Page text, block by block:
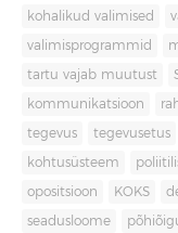
kohalikud valimised
valimisprogrammid
tartu vajab muutust
kommunikatsioon
tegevus tegevusetus
kohtusüsteem
opositsioon KOKS
seadusloome